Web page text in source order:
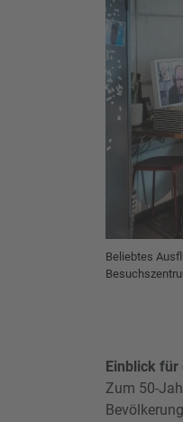
Beliebtes
Einblick
Zum 50-